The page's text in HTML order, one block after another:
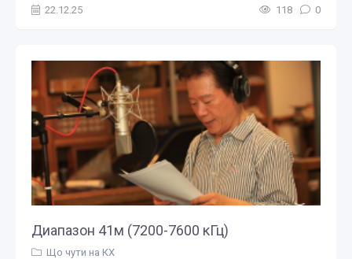
22.12.25 118 0
Диапазон 41м (7200-7600 кГц)
Що чути на КХ